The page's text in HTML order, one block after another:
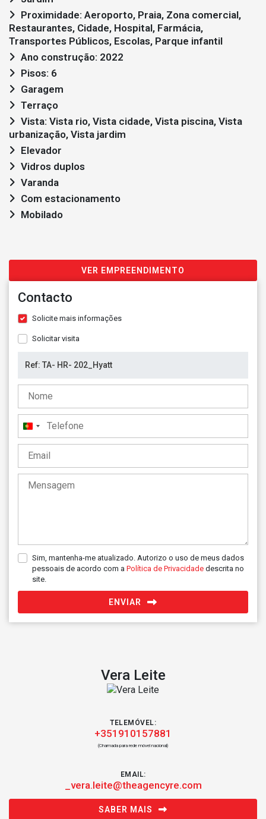
Restaurantes, Cidade, Hospital, Farmácia,
Transportes Públicos, Escolas, Parque infantil
Ano construção: 2022
Pisos: 6
Garagem
Terraço
urbanização, Vista jardim
Elevador
Vidros duplos
Varanda
Com estacionamento
Mobilado
VER EMPREENDIMENTO
Contacto
Solicite mais informações
Solicitar visita
Portugal
+351
Sim, mantenha-me atualizado. Autorizo o uso de meus dados
pessoais de acordo com a Política de Privacidade descrita no
site.
ENVIAR
Vera Leite
TELEMÓVEL:
+351910157881
(Chamada para rede móvel nacional)
EMAIL:
_vera.leite@theagencyre.com
SABER MAIS